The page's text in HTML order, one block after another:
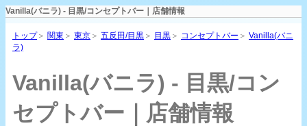
Vanilla(バニラ) - 目黒/コンセプトバー｜店舗情報
トップ＞ 関東 ＞ 東京 ＞ 五反田/目黒 ＞ 目黒 ＞ コンセプトバー ＞ Vanilla(バニ
ラ)
Vanilla(バニラ) - 目黒/コン
セプトバー｜店舗情報